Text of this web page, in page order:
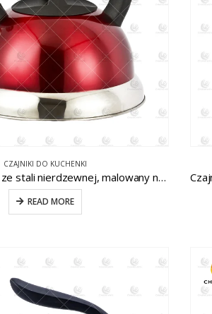
CZAJNIKI DO KUCHENKI
Czajnik do wody ze stali nierdzewnej, malowany na czerwono CW-T017-1
READ MORE